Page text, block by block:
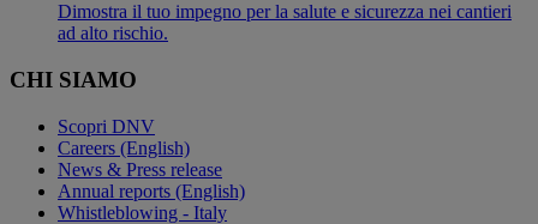
Dimostra il tuo impegno per la salute e sicurezza nei cantieri
ad alto rischio.
CHI SIAMO
Scopri DNV
Careers (English)
News & Press release
Annual reports (English)
Whistleblowing - Italy